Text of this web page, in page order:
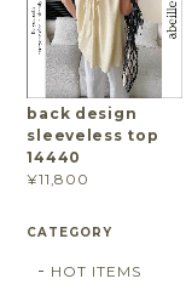
back design
sleeveless top
14440
¥11,800
CATEGORY
HOT ITEMS